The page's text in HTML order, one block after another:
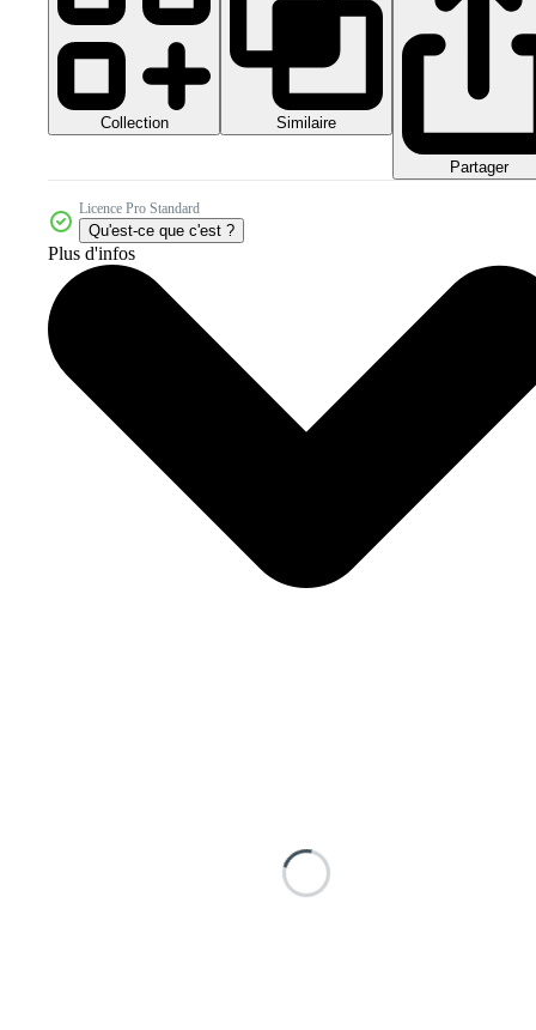
Collection Similaire
Partager
Licence Pro Standard
Qu'est-ce que c'est ?
Plus d'infos